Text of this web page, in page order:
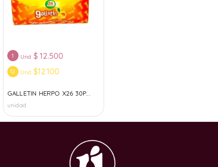
1 Und $ 12.500
12 Und $12.100
GALLETIN HERPO X26 30P...
unidad